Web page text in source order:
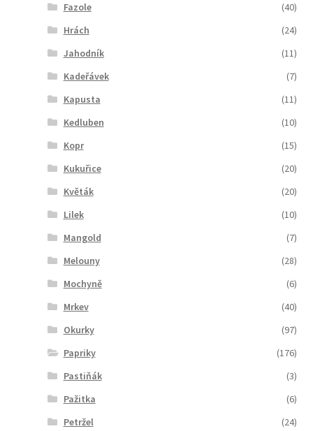
Fazole
(40)
Hrách
(24)
Jahodník
(11)
Kadeřávek
(7)
Kapusta
(11)
Kedluben
(10)
Kopr
(15)
Kukuřice
(20)
Květák
(20)
Lilek
(10)
Mangold
(7)
Melouny
(28)
Mochyně
(6)
Mrkev
(40)
Okurky
(97)
Papriky
(176)
Pastiňák
(3)
Pažitka
(6)
Petržel
(24)